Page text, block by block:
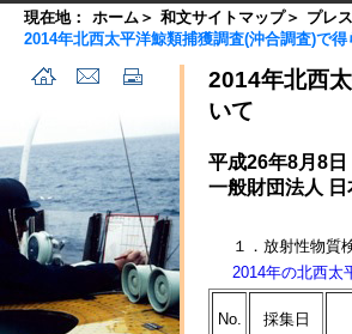
現在地： ホーム ＞ 和文サイトマップ＞ プレ
2014年北西太平洋鯨類捕獲調査(沖合調査)で
2014年北西
いて
平成26年8月8日
一般財団法人
１．放射性物質
2014年の北西太
No. 採集日